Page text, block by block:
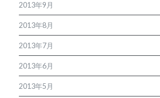
2013年9月
2013年8月
2013年7月
2013年6月
2013年5月